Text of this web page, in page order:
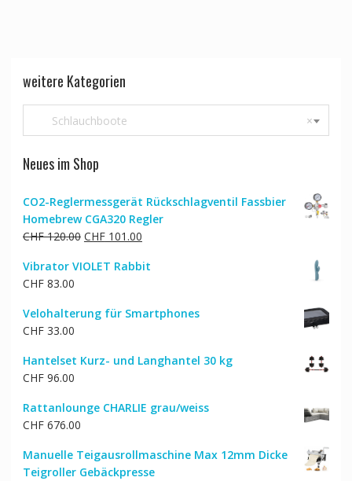
weitere Kategorien
×
Schlauchboote
Neues im Shop
CO2-Reglermessgerät Rückschlagventil Fassbier
Homebrew CGA320 Regler
CHF120.00 Ursprünglicher
war:
CHF101.00Aktueller
ist:
Vibrator VIOLET Rabbit
CHF83.00
Velohalterung für Smartphones
CHF33.00
Hantelset Kurz- und Langhantel 30 kg
CHF96.00
Rattanlounge CHARLIE grau/weiss
CHF676.00
Manuelle Teigausrollmaschine Max 12mm Dicke
Teigroller Gebäckpresse